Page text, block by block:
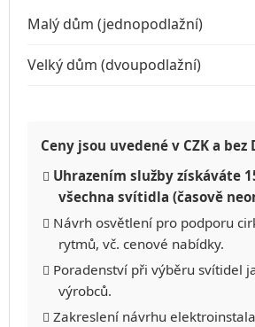
Malý dům (jednopodlažní)
Velký dům (dvoupodlažní)
Ceny jsou uvedené v CZK a bez
Uhrazením služby získáváte
všechna svítidla (časově
Návrh osvětlení pro podporu
rytmů, vč. cenové nabídky.
Poradenství při výběru svítidel
výrobců.
Zakreslení návrhu